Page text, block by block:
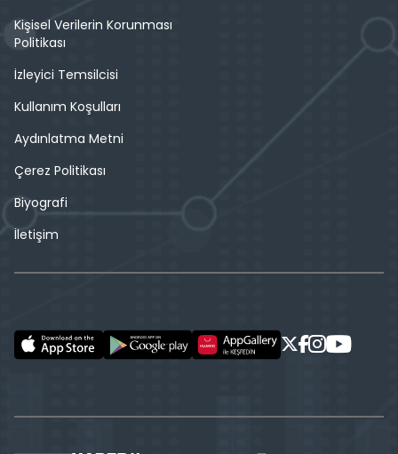
Kişisel Verilerin Korunması
Politikası
İzleyici Temsilcisi
Kullanım Koşulları
Aydınlatma Metni
Çerez Politikası
Biyografi
İletişim